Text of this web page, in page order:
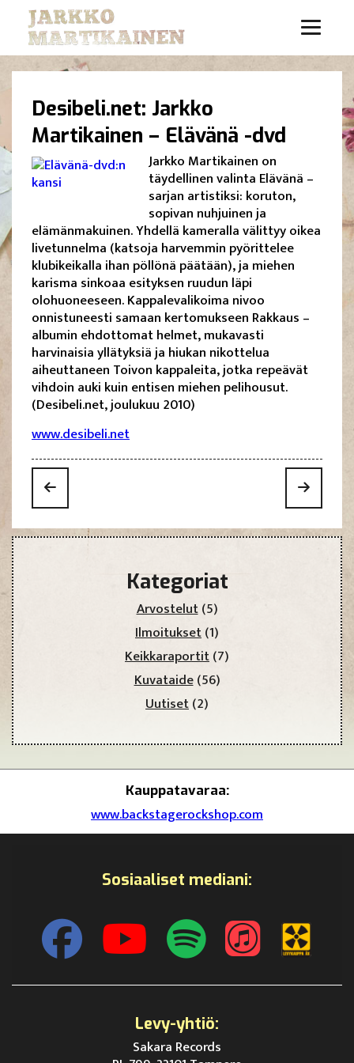
Desibeli.net: Jarkko
Martikainen – Elävänä -dvd
Jarkko Martikainen on
täydellinen valinta Elävänä –
sarjan artistiksi: koruton,
sopivan nuhjuinen ja
elämänmakuinen. Yhdellä kameralla välittyy oikea
livetunnelma (katsoja harvemmin pyörittelee
klubikeikalla ihan pöllönä päätään), ja miehen
karisma sinkoaa esityksen ruudun läpi
olohuoneeseen. Kappalevalikoima nivoo
onnistuneesti samaan kertomukseen Rakkaus –
albumin ehdottomat helmet, mukavasti
harvinaisia yllätyksiä ja hiukan nikottelua
aiheuttaneen Toivon kappaleita, jotka repeävät
vihdoin auki kuin entisen miehen pelihousut.
(Desibeli.net, joulukuu 2010)
www.desibeli.net
Kategoriat
Arvostelut(5)
Ilmoitukset(1)
Keikkaraportit(7)
Kuvataide(56)
Uutiset(2)
Kauppatavaraa:
www.backstagerockshop.com
Sosiaaliset mediani:
Levy-yhtiö:
Sakara Records